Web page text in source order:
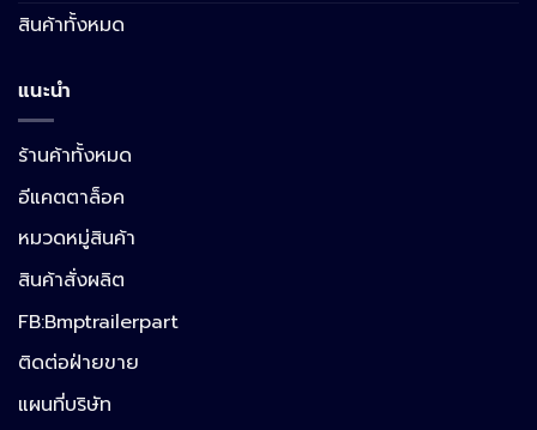
สินค้าทั้งหมด
แนะนำ
ร้านค้าทั้งหมด
อีแคตตาล็อค
หมวดหมู่สินค้า
สินค้าสั่งผลิต
FB:Bmptrailerpart
ติดต่อฝ่ายขาย
แผนที่บริษัท